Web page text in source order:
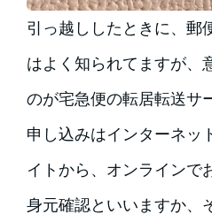
引っ越ししたときに、郵
はよく知られてますが、
のが宅急便の転居転送サ
申し込みはインターネッ
イトから、オンラインで
身元確認といいますか、